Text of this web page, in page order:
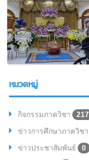
หมวดหมู่
กิจกรรมภาควิชา
217
ข่าวการศึกษาภาควิชา
ข่าวประชาสัมพันธ์
0